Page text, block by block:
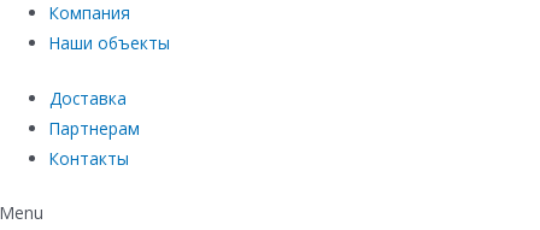
Компания
Наши объекты
Доставка
Партнерам
Контакты
Menu